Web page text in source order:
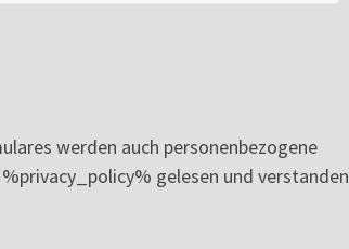
werden auch personenbezogene
gelesen und verstanden